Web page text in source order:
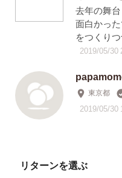
去年の舞
面白かっ
をつくり
2019/05/30
東京都
2019/05/30
リターンを選ぶ